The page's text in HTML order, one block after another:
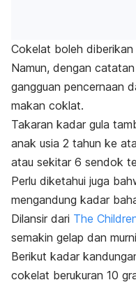
Cokelat boleh
Namun, dengan catatan
gangguan pencernaan
makan coklat.
Takaran kadar gula
anak usia 2 tahun ke
atau sekitar 6 sendok
Perlu diketahui juga
mengandung kadar
Dilansir dari The
semakin gelap dan
Berikut kadar
cokelat berukuran 10